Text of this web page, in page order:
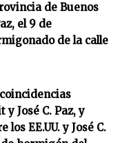
de Buenos
el 9 de
de la calle
José C. Paz, y
EE.UU. y José C.